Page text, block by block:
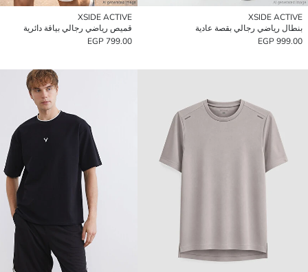
XSIDE ACTIVE
بنطال رياضي رجالي بقصة عادية
999.00 EGP
XSIDE ACTIVE
قميص رياضي رجالي بياقة دائرية
799.00 EGP